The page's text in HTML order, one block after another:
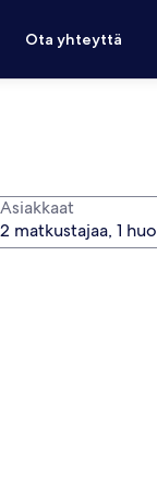
Ota yhteyttä
Asiakkaat